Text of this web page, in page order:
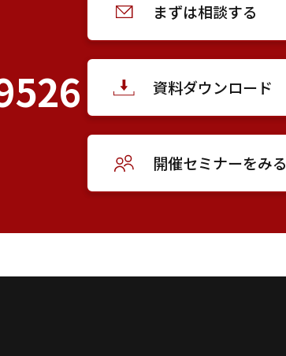
まずは相談する
資料ダウンロード
開催セミナーをみる